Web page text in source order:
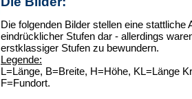
Die folgenden Bilder stellen eine stattliche
eindrücklicher Stufen dar - allerdings
erstklassiger Stufen zu bewundern.
Legende:
L=Länge, B=Breite, H=Höhe, KL=Länge
F=Fundort.